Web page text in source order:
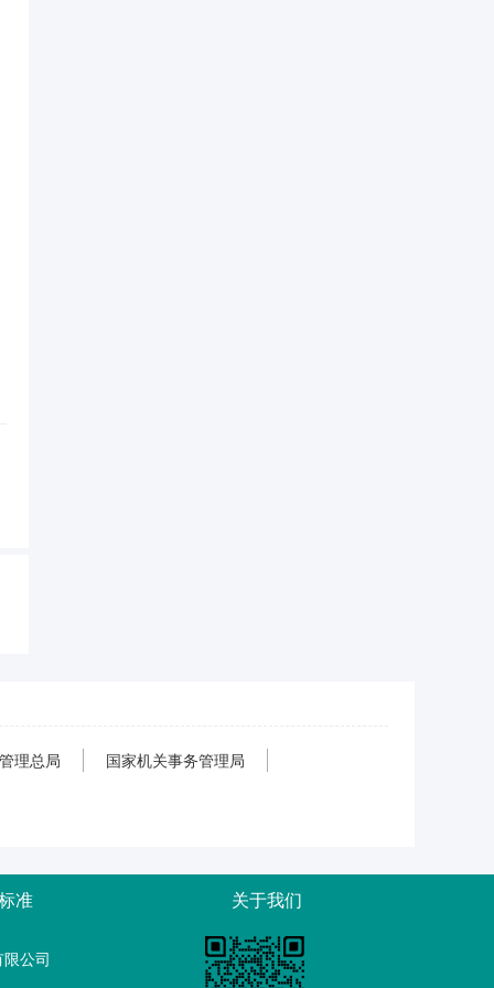
理总局 国家机关事务管理局
准 关于我们
公司